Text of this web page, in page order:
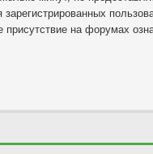
на форумах